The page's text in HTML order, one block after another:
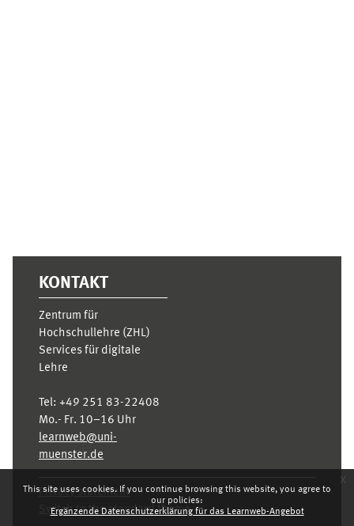
This site uses cookies. If you continue browsing this website, you agree to
our policies:
Ergänzende Datenschutzerklärung für das Learnweb-Angebot
x
KONTAKT
Zentrum für
Hochschullehre (ZHL)
Services für digitale
Lehre
Tel: +49 251 83-22408
Mo.- Fr. 10–16 Uhr
learnweb@uni-
muenster.de
Privacy statement
Switch to the standard theme